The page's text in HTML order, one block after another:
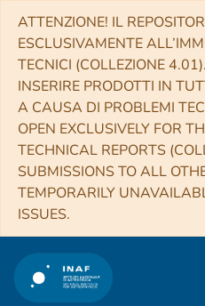
ATTENZIONE! IL
ESCLUSIVAMENTE
TECNICI (COLLEZIONE
INSERIRE PRODOTTI IN
A CAUSA DI PROBLEMI
OPEN EXCLUSIVELY FOR
TECHNICAL REPORTS
SUBMISSIONS TO ALL
TEMPORARILY
ISSUES.